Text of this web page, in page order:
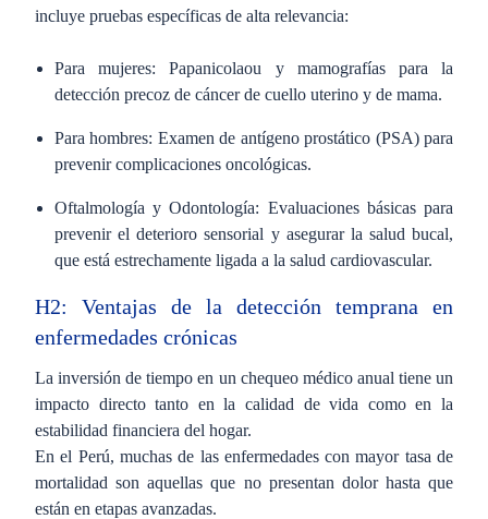
incluye pruebas específicas de alta relevancia:
Para mujeres: Papanicolaou y mamografías para la
detección precoz de cáncer de cuello uterino y de mama.
Para hombres: Examen de antígeno prostático (PSA) para
prevenir complicaciones oncológicas.
Oftalmología y Odontología: Evaluaciones básicas para
prevenir el deterioro sensorial y asegurar la salud bucal,
que está estrechamente ligada a la salud cardiovascular.
H2: Ventajas de la detección temprana en
enfermedades crónicas
La inversión de tiempo en un chequeo médico anual tiene un
impacto directo tanto en la calidad de vida como en la
estabilidad financiera del hogar.
En el Perú, muchas de las enfermedades con mayor tasa de
mortalidad son aquellas que no presentan dolor hasta que
están en etapas avanzadas.